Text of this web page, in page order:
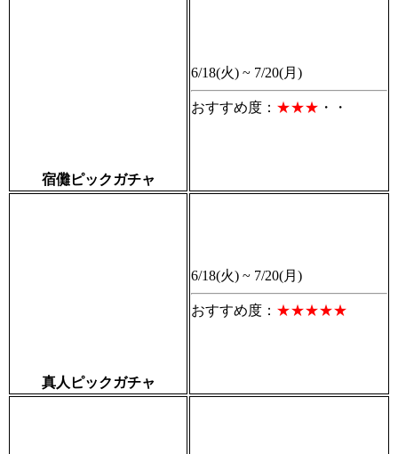
宿儺ピックガチャ
6/18(火) ~ 7/20(月)
おすすめ度： ★★★ ・・
真人ピックガチャ
6/18(火) ~ 7/20(月)
おすすめ度： ★★★★★